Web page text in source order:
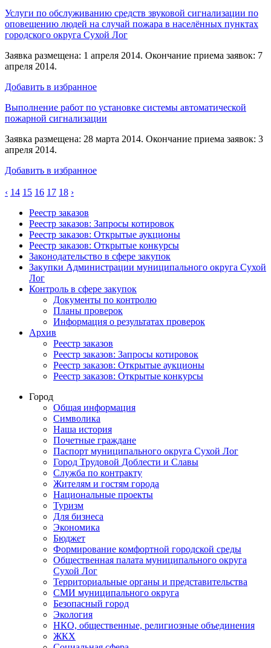
Услуги по обслуживанию средств звуковой сигнализации по
оповещению людей на случай пожара в населённых пунктах
городского округа Сухой Лог
Заявка размещена: 1 апреля 2014. Окончание приема заявок: 7
апреля 2014.
Добавить в избранное
Выполнение работ по установке системы автоматической
пожарной сигнализации
Заявка размещена: 28 марта 2014. Окончание приема заявок: 3
апреля 2014.
Добавить в избранное
‹ 14 15 16 17 18 ›
Реестр заказов
Реестр заказов: Запросы котировок
Реестр заказов: Открытые аукционы
Реестр заказов: Открытые конкурсы
Законодательство в сфере закупок
Закупки Администрации муниципального округа Сухой
Лог
Контроль в сфере закупок
Документы по контролю
Планы проверок
Информация о результатах проверок
Архив
Реестр заказов
Реестр заказов: Запросы котировок
Реестр заказов: Открытые аукционы
Реестр заказов: Открытые конкурсы
Город
Общая информация
Символика
Наша история
Почетные граждане
Паспорт муниципального округа Сухой Лог
Город Трудовой Доблести и Славы
Служба по контракту
Жителям и гостям города
Национальные проекты
Туризм
Для бизнеса
Экономика
Бюджет
Формирование комфортной городской среды
Общественная палата муниципального округа
Сухой Лог
Территориальные органы и представительства
СМИ муниципального округа
Безопасный город
Экология
НКО, общественные, религиозные объединения
ЖКХ